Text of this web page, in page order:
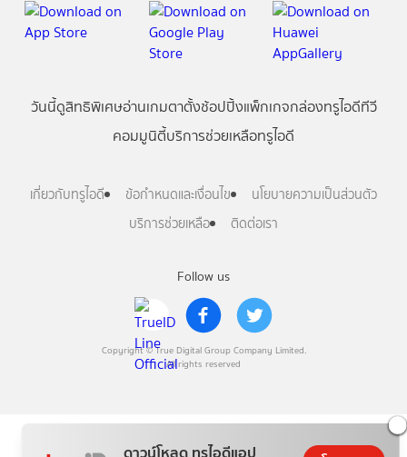
Follow us
Copyright © True Digital Group Company Limited.
All rights reserved
วันนี้ดูสิทธิพิเศษอ่านเกมตาตั้งช้อปปิ้งแพ็กเกจกล่องทรูไอดีทีวี
คอมมูนิตี้บริการช่วยเหลือทรูไอดี
เกี่ยวกับทรูไอดี ข้อกำหนดและเงื่อนไข
นโยบายความเป็นส่วนตัว
บริการช่วยเหลือ
ติดต่อเรา